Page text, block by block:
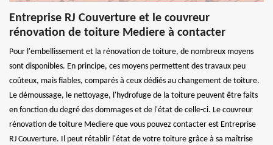
Entreprise RJ Couverture et le couvreur
rénovation de toiture Mediere à contacter
Pour l'embellissement et la rénovation de toiture, de nombreux moyens
sont disponibles. En principe, ces moyens permettent des travaux peu
coûteux, mais fiables, comparés à ceux dédiés au changement de toiture.
Le démoussage, le nettoyage, l'hydrofuge de la toiture peuvent être faits
en fonction du degré des dommages et de l'état de celle-ci. Le couvreur
rénovation de toiture Mediere que vous pouvez contacter est Entreprise
RJ Couverture. Il peut rétablir l'état de votre toiture grâce à sa maîtrise